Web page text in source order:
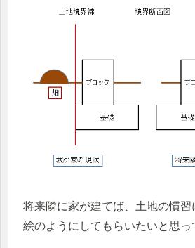
将来隣に家が建てば、土地の慣
絵のようにしてもらいたいと思っ